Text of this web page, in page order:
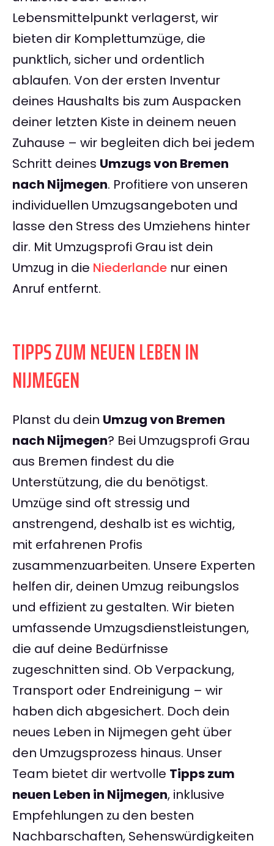
Lebensmittelpunkt verlagerst, wir
bieten dir Komplettumzüge, die
punktlich, sicher und ordentlich
ablaufen. Von der ersten Inventur
deines Haushalts bis zum Auspacken
deiner letzten Kiste in deinem neuen
Zuhause – wir begleiten dich bei jedem
Schritt deines Umzugs von Bremen
nach Nijmegen. Profitiere von unseren
individuellen Umzugsangeboten und
lasse den Stress des Umziehens hinter
dir. Mit Umzugsprofi Grau ist dein
Umzug in die Niederlande nur einen
Anruf entfernt.
TIPPS ZUM NEUEN LEBEN IN
NIJMEGEN
Planst du dein Umzug von Bremen
nach Nijmegen? Bei Umzugsprofi Grau
aus Bremen findest du die
Unterstützung, die du benötigst.
Umzüge sind oft stressig und
anstrengend, deshalb ist es wichtig,
mit erfahrenen Profis
zusammenzuarbeiten. Unsere Experten
helfen dir, deinen Umzug reibungslos
und effizient zu gestalten. Wir bieten
umfassende Umzugsdienstleistungen,
die auf deine Bedürfnisse
zugeschnitten sind. Ob Verpackung,
Transport oder Endreinigung – wir
haben dich abgesichert. Doch dein
neues Leben in Nijmegen geht über
den Umzugsprozess hinaus. Unser
Team bietet dir wertvolle Tipps zum
neuen Leben in Nijmegen, inklusive
Empfehlungen zu den besten
Nachbarschaften, Sehenswürdigkeiten